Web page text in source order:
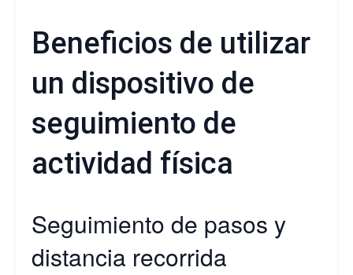
Beneficios de utilizar
un dispositivo de
seguimiento de
actividad física
Seguimiento de pasos y
distancia recorrida